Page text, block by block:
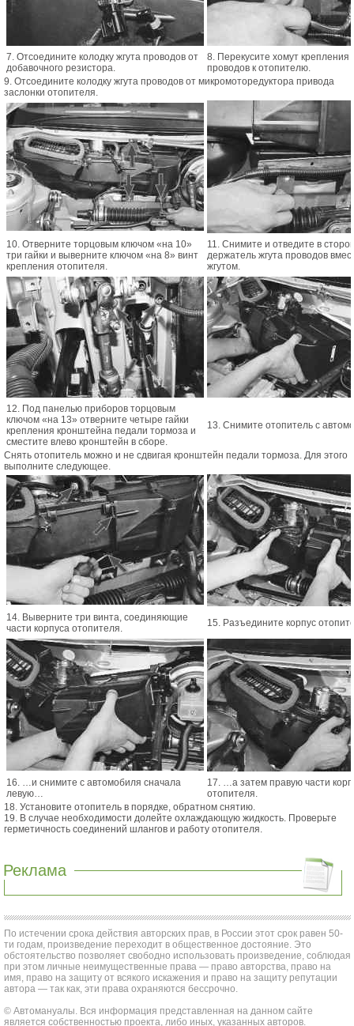
7. Отсоедините колодку жгута проводов от
добавочного резистора.
8. Перекусите хомут крепления
проводов к отопителю.
9. Отсоедините колодку жгута проводов от микромоторедуктора привода
заслонки отопителя.
10. Отверните торцовым ключом «на 10»
три гайки и выверните ключом «на 8» винт
крепления отопителя.
11. Снимите и отведите в
держатель жгута проводов
жгутом.
12. Под панелью приборов торцовым
ключом «на 13» отверните четыре гайки
крепления кронштейна педали тормоза и
сместите влево кронштейн в сборе.
13. Снимите отопитель с
Снять отопитель можно и не сдвигая кронштейн педали тормоза. Для этого
выполните следующее.
14. Выверните три винта, соединяющие
части корпуса отопителя.
15. Разъедините корпус
16. …и снимите с автомобиля сначала
левую…
17. …а затем правую части
отопителя.
18. Установите отопитель в порядке, обратном снятию.
19. В случае необходимости долейте охлаждающую жидкость. Проверьте
герметичность соединений шлангов и работу отопителя.
Реклама
По истечении срока действия авторских прав, в России этот срок равен 50-
ти годам, произведение переходит в общественное достояние. Это
обстоятельство позволяет свободно использовать произведение, соблюдая
при этом личные неимущественные права — право авторства, право на
имя, право на защиту от всякого искажения и право на защиту репутации
автора — так как, эти права охраняются бессрочно.
© Автомануалы. Вся информация представленная на данном сайте
является собственностью проекта, либо иных, указанных авторов.